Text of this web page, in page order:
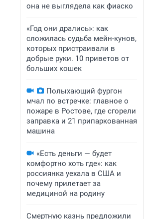
она не выглядела как фиаско
«Год они дрались»: как
сложилась судьба мейн-кунов,
которых пристраивали в
добрые руки. 10 приветов от
больших кошек
Полыхающий фургон
мчал по встречке: главное о
пожаре в Ростове, где сгорели
заправка и 21 припаркованная
машина
«Есть деньги — будет
комфортно хоть где»: как
россиянка уехала в США и
почему прилетает за
медициной на родину
Смертную казнь предложили